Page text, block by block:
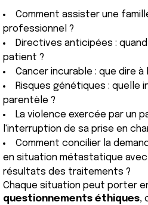
Comment assister une
professionnel ?
Directives anticipées :
patient ?
Cancer incurable : que dire à
Risques génétiques : quelle
parentèle ?
La violence exercée par un
l'interruption de sa prise en
Comment concilier la
en situation métastatique
résultats des traitements ?
Chaque situation peut porter
questionnements éthiques,